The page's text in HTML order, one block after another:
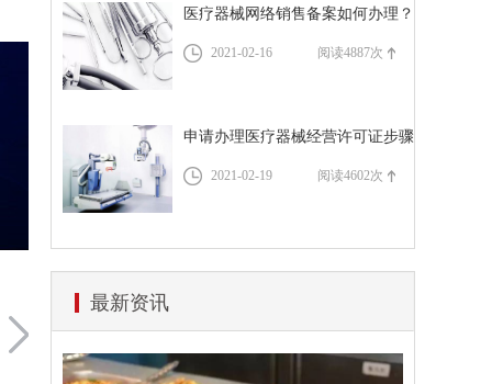
医疗器械网络销售备案如何办理？
2021-02-16 阅读4887次
申请办理医疗器械经营许可证步骤
2021-02-19 阅读4602次
最新资讯